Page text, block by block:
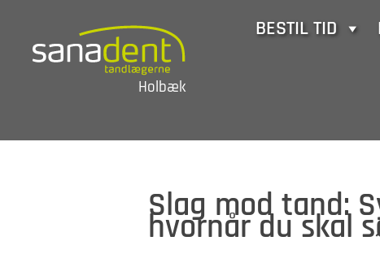
content
Holbæk
BESTIL TID
Slag mod tand:
hvornår du skal